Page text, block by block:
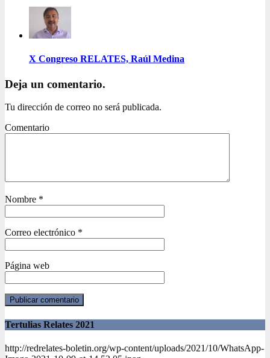
X Congreso RELATES, Raúl Medina
Deja un comentario.
Tu dirección de correo no será publicada.
Comentario
Nombre *
Correo electrónico *
Página web
Tertulias Relates 2021
http://redrelates-boletin.org/wp-content/uploads/2021/10/WhatsApp-